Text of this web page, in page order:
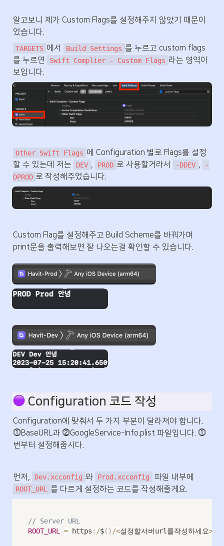
알고보니 제가 Custom Flags를 설정해주지 않았기 때문이
었습니다.
TARGETS 에서 Build Settings 를 누르고 custom flags
를 누르면
Swift Complier - Custom Flags 라는 영역이
보입니다.
Other Swift Flags 에 Configuration 별로 Flags를 설정
할 수 있는데 저는
DEV , PROD 로 사용할거라서 -DDEV ,
-
DPROD 로 작성해주었습니다.
Custom Flag를 설정해주고 Build Scheme를 바꿔가며
print문을 출력해보면 잘 나오는걸 확인할 수 있습니다.
Configuration 코드 작성
Configuration에 맞춰서 두 가지 부분이 달라져야 합니다.
⓵BaseURL과 ⓶GoogleService-Info.plist 파일입니다. ⓵
번부터 설정해줍시다.
먼저, Dev.xcconfig 와 Prod.xcconfig
ROOT_URL 를 다르게 설정하는 코드를 작성해줄게요.
// Server URL
ROOT_URL
= https : /$( ) /<설정할서버url를작성하세요>